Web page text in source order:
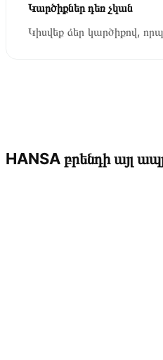
Կարծիքներ դեռ չկան
Կիսվեք ձեր կարծիքով,
HANSA բրենդի այլ